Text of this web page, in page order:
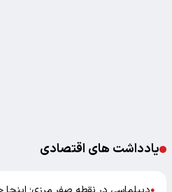
یادداشت های اقتصادی